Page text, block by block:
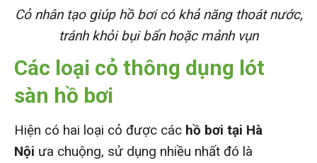
Cỏ nhân tạo giúp hồ bơi có khả năng thoát nước,
tránh khỏi bụi bẩn hoặc mảnh vụn
Các loại cỏ thông dụng lót
sàn hồ bơi
Hiện có hai loại cỏ được các hồ bơi tại Hà
Nội ưa chuộng, sử dụng nhiều nhất đó là